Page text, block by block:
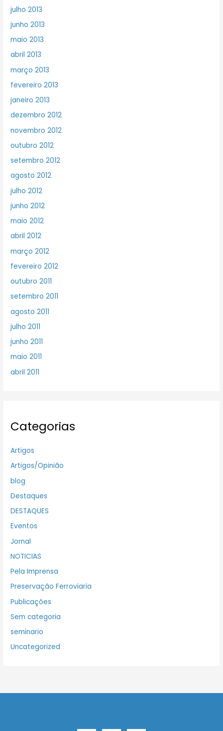
julho 2013
junho 2013
maio 2013
abril 2013
março 2013
fevereiro 2013
janeiro 2013
dezembro 2012
novembro 2012
outubro 2012
setembro 2012
agosto 2012
julho 2012
junho 2012
maio 2012
abril 2012
março 2012
fevereiro 2012
outubro 2011
setembro 2011
agosto 2011
julho 2011
junho 2011
maio 2011
abril 2011
Categorias
Artigos
Artigos/Opinião
blog
Destaques
DESTAQUES
Eventos
Jornal
NOTICIAS
Pela Imprensa
Preservação Ferroviaria
Publicações
Sem categoria
seminario
Uncategorized